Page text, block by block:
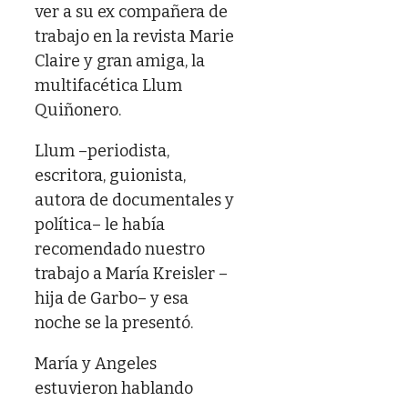
ver a su ex compañera de
trabajo en la revista Marie
Claire y gran amiga, la
multifacética Llum
Quiñonero.
Llum –periodista,
escritora, guionista,
autora de documentales y
política– le había
recomendado nuestro
trabajo a María Kreisler –
hija de Garbo– y esa
noche se la presentó.
María y Angeles
estuvieron hablando